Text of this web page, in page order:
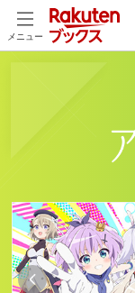
メニュー